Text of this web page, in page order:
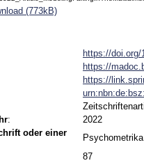
(773kB)
https://doi.org/
https://
https://
:
2022
oder einer
Psychometrika
87